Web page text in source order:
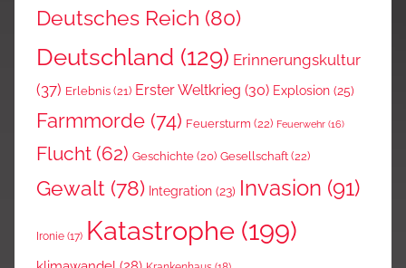
Deutsches Reich (80)
Deutschland (129) Erinnerungskultur
(37) Erlebnis (21) Erster Weltkrieg (30) Explosion (25)
Farmmorde (74) Feuersturm (22) Feuerwehr (16)
Flucht (62) Geschichte (20) Gesellschaft(22)
Gewalt (78) Integration (23) Invasion (91)
Ironie (17) Katastrophe (199)